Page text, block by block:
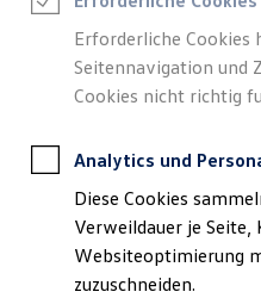
Leasing
Erforderliche Cookies
Seitennavigation und
Cookies nicht richtig
Analytics und
Diese Cookies
Verweildauer je Seite,
Websiteoptimierung
zuzuschneiden.